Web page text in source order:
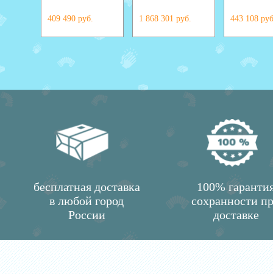
409 490 руб. 1 868 301 руб. 443 108
бесплатная доставка
в любой город
России
100%
сохранности
доставке